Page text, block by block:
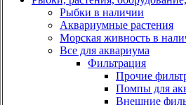
Рыбки в наличии
Аквариумные растения
Морская живность в
Все для аквариума
Фильтрация
Прочие
Помпы для
Внешние